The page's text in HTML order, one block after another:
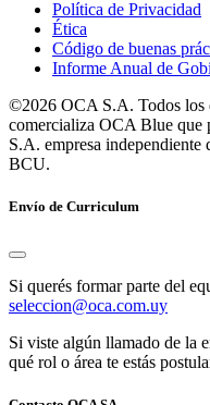
Política de Privacidad
Ética
Código de buenas
Informe Anual de
©2026 OCA S.A. Todos los
comercializa OCA Blue que
S.A. empresa
BCU.
Envío de Curriculum
Si querés formar parte del
seleccion@oca.com.uy
Si viste algún llamado de la
qué rol o área te estás